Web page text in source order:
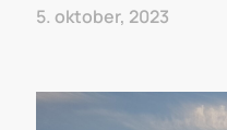
5. oktober, 2023